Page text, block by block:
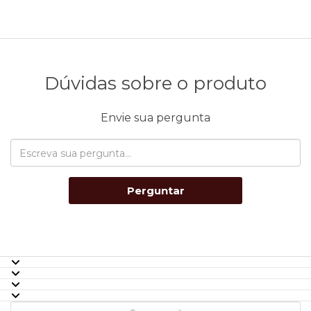
Dúvidas sobre o produto
Envie sua pergunta
Perguntar